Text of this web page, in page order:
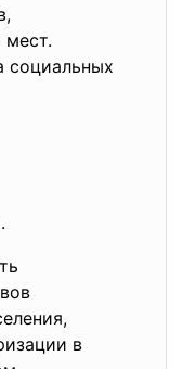
социальных
в